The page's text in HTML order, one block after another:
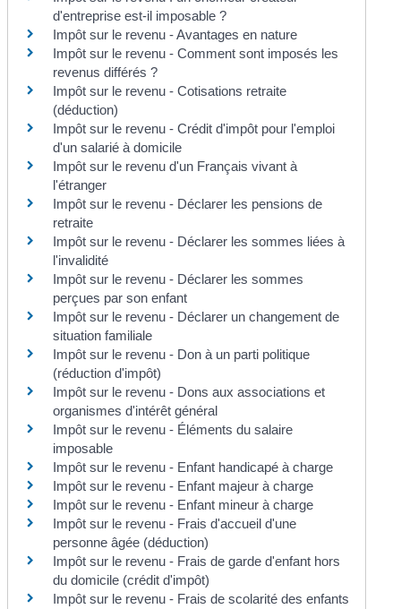
d'entreprise est-il imposable ?
Impôt sur le revenu - Avantages en nature
Impôt sur le revenu - Comment sont imposés les
revenus différés ?
Impôt sur le revenu - Cotisations retraite
(déduction)
Impôt sur le revenu - Crédit d'impôt pour l'emploi
d'un salarié à domicile
Impôt sur le revenu d'un Français vivant à
l'étranger
Impôt sur le revenu - Déclarer les pensions de
retraite
Impôt sur le revenu - Déclarer les sommes liées à
l'invalidité
Impôt sur le revenu - Déclarer les sommes
perçues par son enfant
Impôt sur le revenu - Déclarer un changement de
situation familiale
Impôt sur le revenu - Don à un parti politique
(réduction d'impôt)
Impôt sur le revenu - Dons aux associations et
organismes d'intérêt général
Impôt sur le revenu - Éléments du salaire
imposable
Impôt sur le revenu - Enfant handicapé à charge
Impôt sur le revenu - Enfant majeur à charge
Impôt sur le revenu - Enfant mineur à charge
Impôt sur le revenu - Frais d'accueil d'une
personne âgée (déduction)
Impôt sur le revenu - Frais de garde d'enfant hors
du domicile (crédit d'impôt)
Impôt sur le revenu - Frais de scolarité des enfants